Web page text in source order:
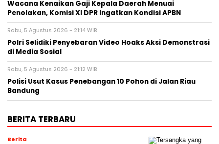
Wacana Kenaikan Gaji Kepala Daerah Menuai
Penolakan, Komisi XI DPR Ingatkan Kondisi APBN
Rabu, 5 Agustus 2026 - 21:14 WIB
Polri Selidiki Penyebaran Video Hoaks Aksi Demonstrasi
di Media Sosial
Rabu, 5 Agustus 2026 - 21:12 WIB
Polisi Usut Kasus Penebangan 10 Pohon di Jalan Riau
Bandung
BERITA TERBARU
Berita